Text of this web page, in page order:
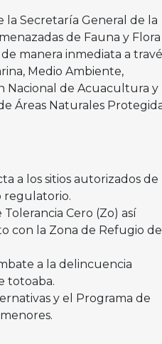
Secretaría General de la
de Fauna y Flora
manera inmediata a
Medio Ambiente,
Nacional de Acuacultura y
Áreas Naturales
a los sitios autorizados de
regulatorio.
Cero (Zo) así
con la Zona de Refugio de
a la delincuencia
totoaba.
y el Programa de